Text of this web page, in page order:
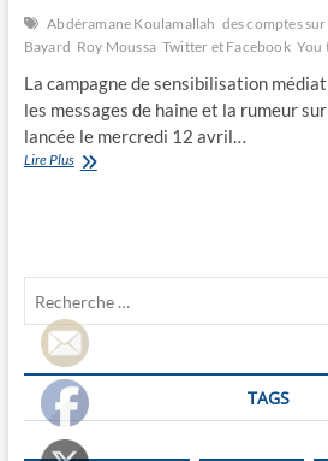
Abdéramane Koulamallah des comptes
Bayard Roy Moussa Twitter et Facebook You
La campagne de sensibilisation
les messages de haine et la rumeur
lancée le mercredi 12 avril…
Lire PlusCombattre
rumeur
TAGS